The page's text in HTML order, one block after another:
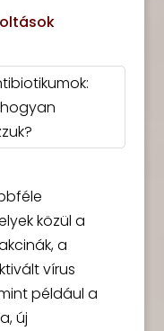
közül a
a
vírus
például a
új